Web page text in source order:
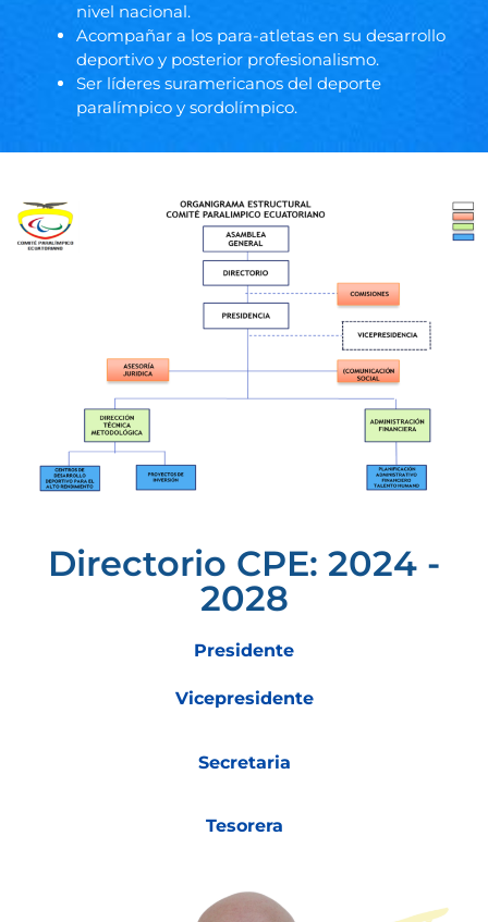
nivel nacional.
Acompañar a los para-atletas en su desarrollo
deportivo y posterior profesionalismo.
Ser líderes suramericanos del deporte
paralímpico y sordolímpico.
Directorio CPE: 2024 -
2028
Presidente
Vicepresidente
Secretaria
Tesorera